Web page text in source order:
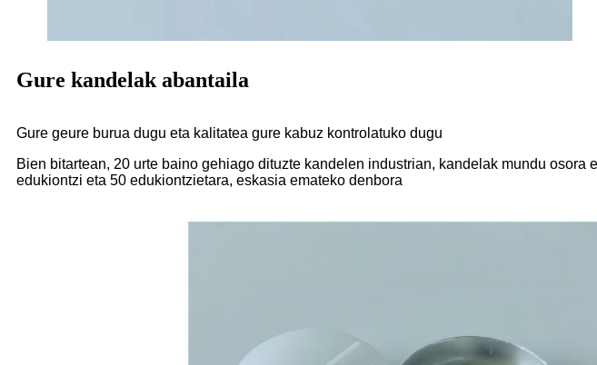
Gure kandelak abantaila
Gure geure burua dugu eta kalitatea gure kabuz kontrolatuko dugu
Bien bitartean, 20 urte baino gehiago dituzte kandelen industrian, kandelak mundu
edukiontzi eta 50 edukiontzietara, eskasia emateko denbora